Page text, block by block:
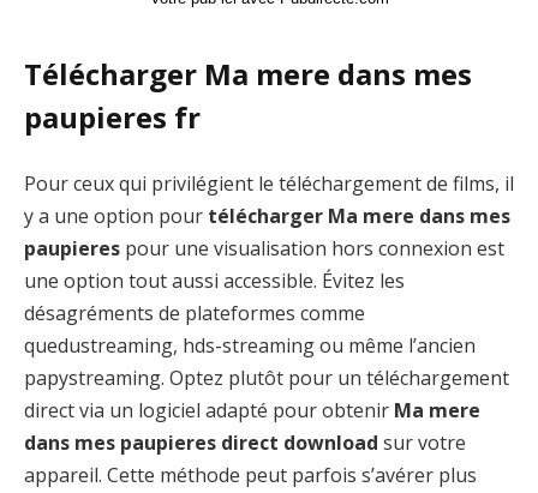
Télécharger Ma mere dans mes
paupieres fr
Pour ceux qui privilégient le téléchargement de films, il
y a une option pour télécharger Ma mere dans mes
paupieres pour une visualisation hors connexion est
une option tout aussi accessible. Évitez les
désagréments de plateformes comme
quedustreaming, hds-streaming ou même l’ancien
papystreaming. Optez plutôt pour un téléchargement
direct via un logiciel adapté pour obtenir Ma mere
dans mes paupieres direct download sur votre
appareil. Cette méthode peut parfois s’avérer plus